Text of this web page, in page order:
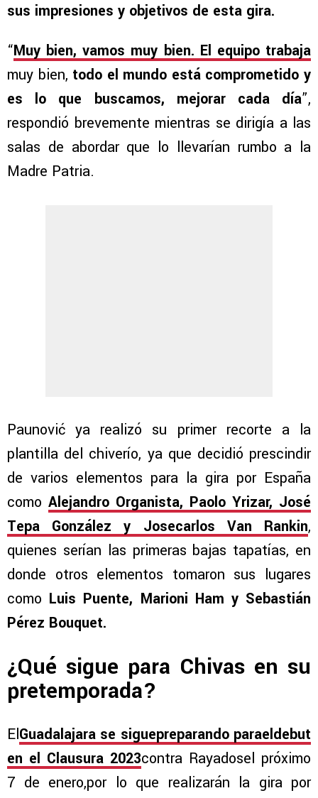
sus impresiones y objetivos de esta gira.
“Muy bien, vamos muy bien. El equipo trabaja
muy bien, todo el mundo está comprometido y
es lo que buscamos, mejorar cada día”,
respondió brevemente mientras se dirigía a las
salas de abordar que lo llevarían rumbo a la
Madre Patria.
Paunović ya realizó su primer recorte a la
plantilla del chiverío, ya que decidió prescindir
de varios elementos para la gira por España
como Alejandro Organista, Paolo Yrizar, José
Tepa González y Josecarlos Van Rankin,
quienes serían las primeras bajas tapatías, en
donde otros elementos tomaron sus lugares
como Luis Puente, Marioni Ham y Sebastián
Pérez Bouquet.
¿Qué sigue para Chivas en su
pretemporada?
ElGuadalajara se siguepreparando paraeldebut
en el Clausura 2023contra Rayadosel próximo
7 de enero,por lo que realizarán la gira por